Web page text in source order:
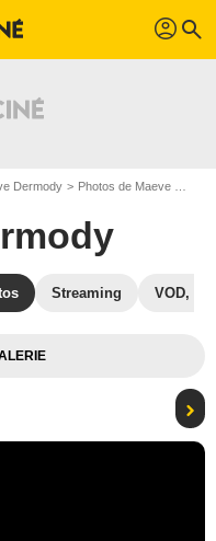
profil search
Dermody Photos de Maeve Dermody
Streaming VOD,